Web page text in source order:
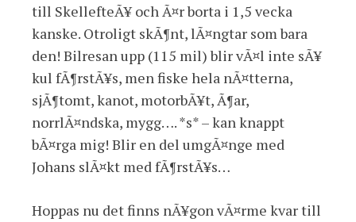
till SkellefteÃ¥ och Ã¤r borta i 1,5 vecka
kanske. Otroligt skÃ¶nt, lÃ¤ngtar som bara
den! Bilresan upp (115 mil) blir vÃ¤l inte sÃ¥
kul fÃ¶rstÃ¥s, men fiske hela nÃ¤tterna,
sjÃ¶tomt, kanot, motorbÃ¥t, Ã¶ar,
norrlÃ¤ndska, mygg…. *s* – kan knappt
bÃ¤rga mig! Blir en del umgÃ¤nge med
Johans slÃ¤kt med fÃ¶rstÃ¥s…
Hoppas nu det finns nÃ¥gon vÃ¤rme kvar till